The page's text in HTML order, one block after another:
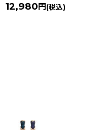
12,980 円 (税込)